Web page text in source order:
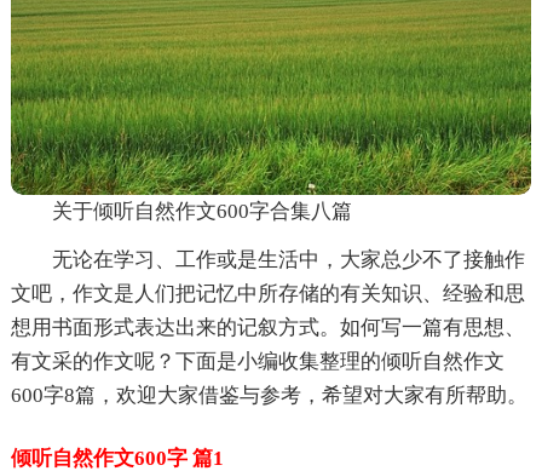
关于倾听自然作文600字合集八篇
无论在学习、工作或是生活中，大家总少不了接触作
文吧，作文是人们把记忆中所存储的有关知识、经验和思
想用书面形式表达出来的记叙方式。如何写一篇有思想、
有文采的作文呢？下面是小编收集整理的倾听自然作文
600字8篇，欢迎大家借鉴与参考，希望对大家有所帮助。
倾听自然作文600字 篇1